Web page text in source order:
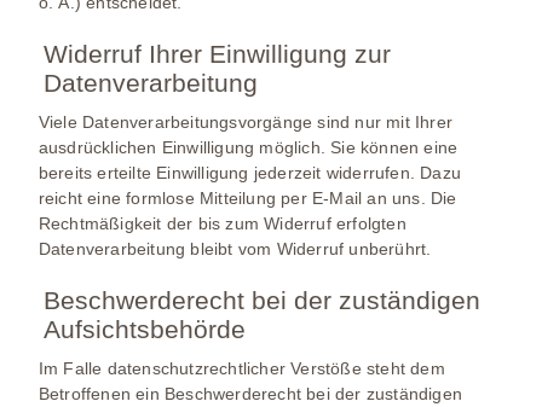
Widerruf Ihrer Einwilligung zur
Datenverarbeitung
Viele Datenverarbeitungsvorgänge sind nur mit Ihrer
ausdrücklichen Einwilligung möglich. Sie können eine
bereits erteilte Einwilligung jederzeit widerrufen. Dazu
reicht eine formlose Mitteilung per E-Mail an uns. Die
Rechtmäßigkeit der bis zum Widerruf erfolgten
Datenverarbeitung bleibt vom Widerruf unberührt.
Beschwerderecht bei der zuständigen
Aufsichtsbehörde
Im Falle datenschutzrechtlicher Verstöße steht dem
Betroffenen ein Beschwerderecht bei der zuständigen